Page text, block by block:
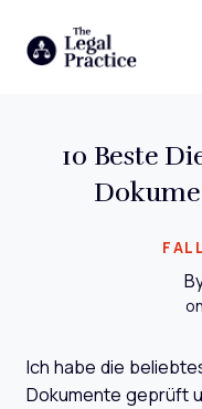
10 Beste
Ich habe die
Dokumente geprüft